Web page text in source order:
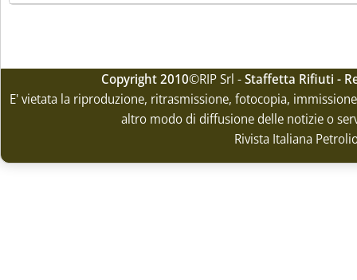
Copyright 2010©RIP Srl -Staffetta Rifiuti -
E' vietata la riproduzione, ritrasmissione, fotocopia,
altro modo di diffusione delle notizie o
Rivista Italiana